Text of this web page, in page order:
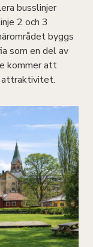
busslinjer
2 och 3
byggs
som en del av
kommer att
attraktivitet.